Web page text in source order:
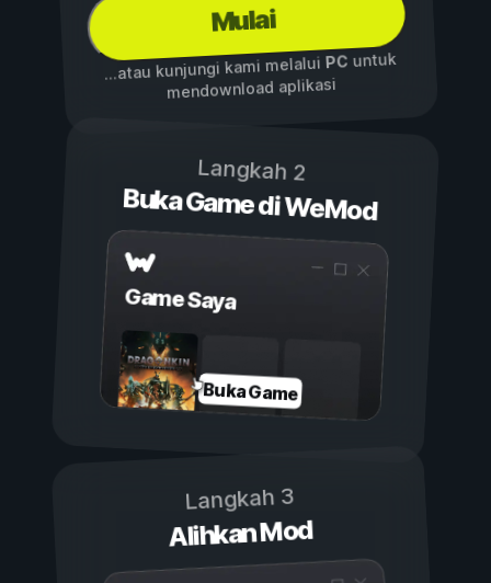
Mulai
...atau kunjungi kami melalui PCuntuk
mendownload aplikasi
Langkah 2
Buka Game di WeMod
Game Saya
Buka Game
Langkah 3
Alihkan Mod